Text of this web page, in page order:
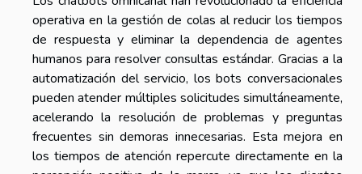
operativa en la gestión de colas al reducir los tiempos
de respuesta y eliminar la dependencia de agentes
humanos para resolver consultas estándar. Gracias a la
automatización del servicio, los bots conversacionales
pueden atender múltiples solicitudes simultáneamente,
acelerando la resolución de problemas y preguntas
frecuentes sin demoras innecesarias. Esta mejora en
los tiempos de atención repercute directamente en la